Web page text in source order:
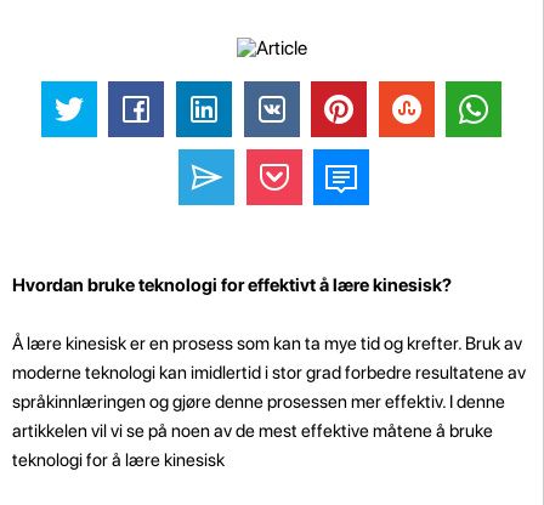
Hvordan bruke teknologi for effektivt å lære kinesisk?
Å lære kinesisk er en prosess som kan ta mye tid og krefter. Bruk av
moderne teknologi kan imidlertid i stor grad forbedre resultatene av
språkinnlæringen og gjøre denne prosessen mer effektiv. I denne
artikkelen vil vi se på noen av de mest effektive måtene å bruke
teknologi for å lære kinesisk